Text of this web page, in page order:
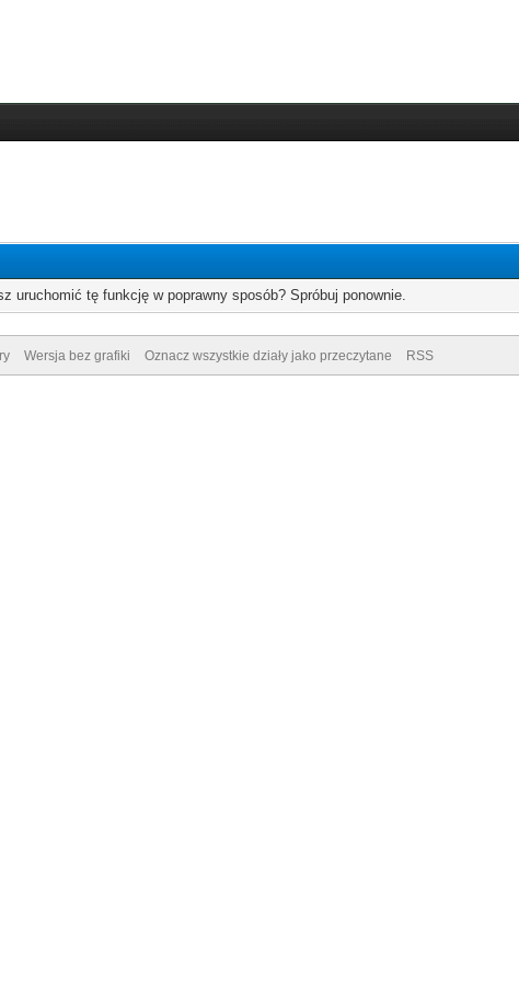
uruchomić tę funkcję w poprawny sposób? Spróbuj ponownie.
Wersja bez grafiki Oznacz wszystkie działy jako przeczytane RSS